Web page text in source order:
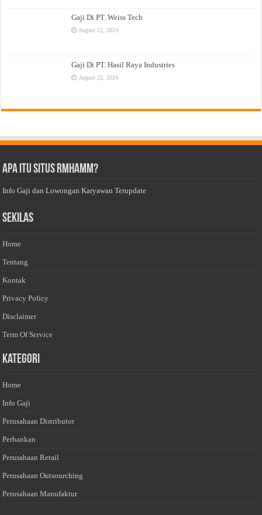
Gaji Di PT. Weiss Tech
August 22, 2024
Gaji Di PT. Hasil Raya Industries
August 22, 2024
Apa Itu Situs Rmhamm?
Info Gaji dan Lowongan Karyawan Terupdate
Sekilas
Home
Tentang
Kontak
Privacy Policy
Disclaimer
Term Of Service
Kategori
Home
Info Gaji
Perusahaan Distributor
Perbankan
Perusahaan Retail
Perusahaan Outsourching
Perusahaan Manufaktur